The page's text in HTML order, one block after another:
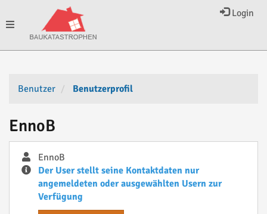
Login
Toggle
Benutzer
Benutzerprofil
EnnoB
EnnoB
Der User stellt seine Kontaktdaten nur
angemeldeten oder ausgewählten Usern zur
Verfügung